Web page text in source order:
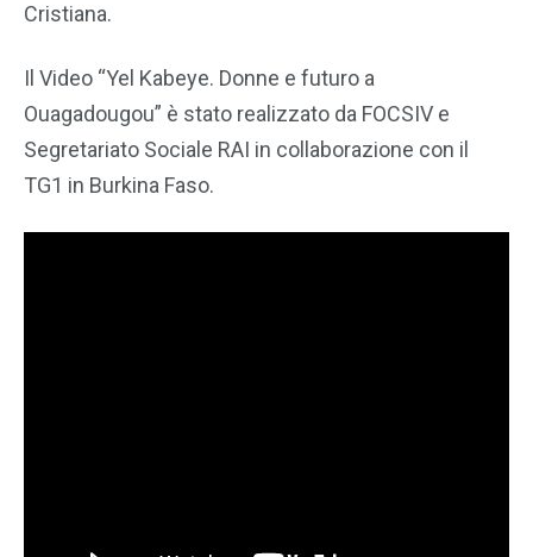
Cristiana.
Il Video “Yel Kabeye. Donne e futuro a
Ouagadougou” è stato realizzato da FOCSIV e
Segretariato Sociale RAI in collaborazione con il
TG1 in Burkina Faso.